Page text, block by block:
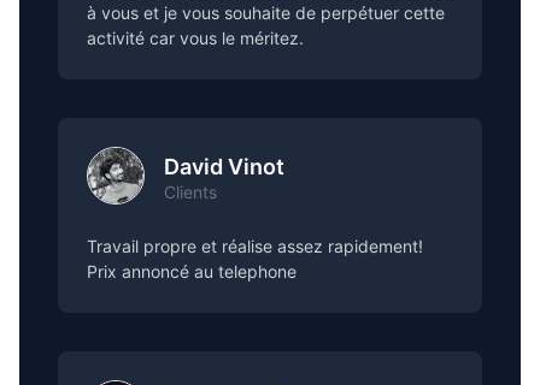
à vous et je vous souhaite de perpétuer cette
activité car vous le méritez.
David Vinot
Clients
Travail propre et réalise assez rapidement!
Prix annoncé au telephone